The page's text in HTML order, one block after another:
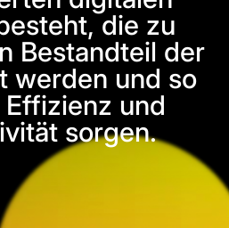
die zu
Bestandteil der
werden und so
und
sorgen.